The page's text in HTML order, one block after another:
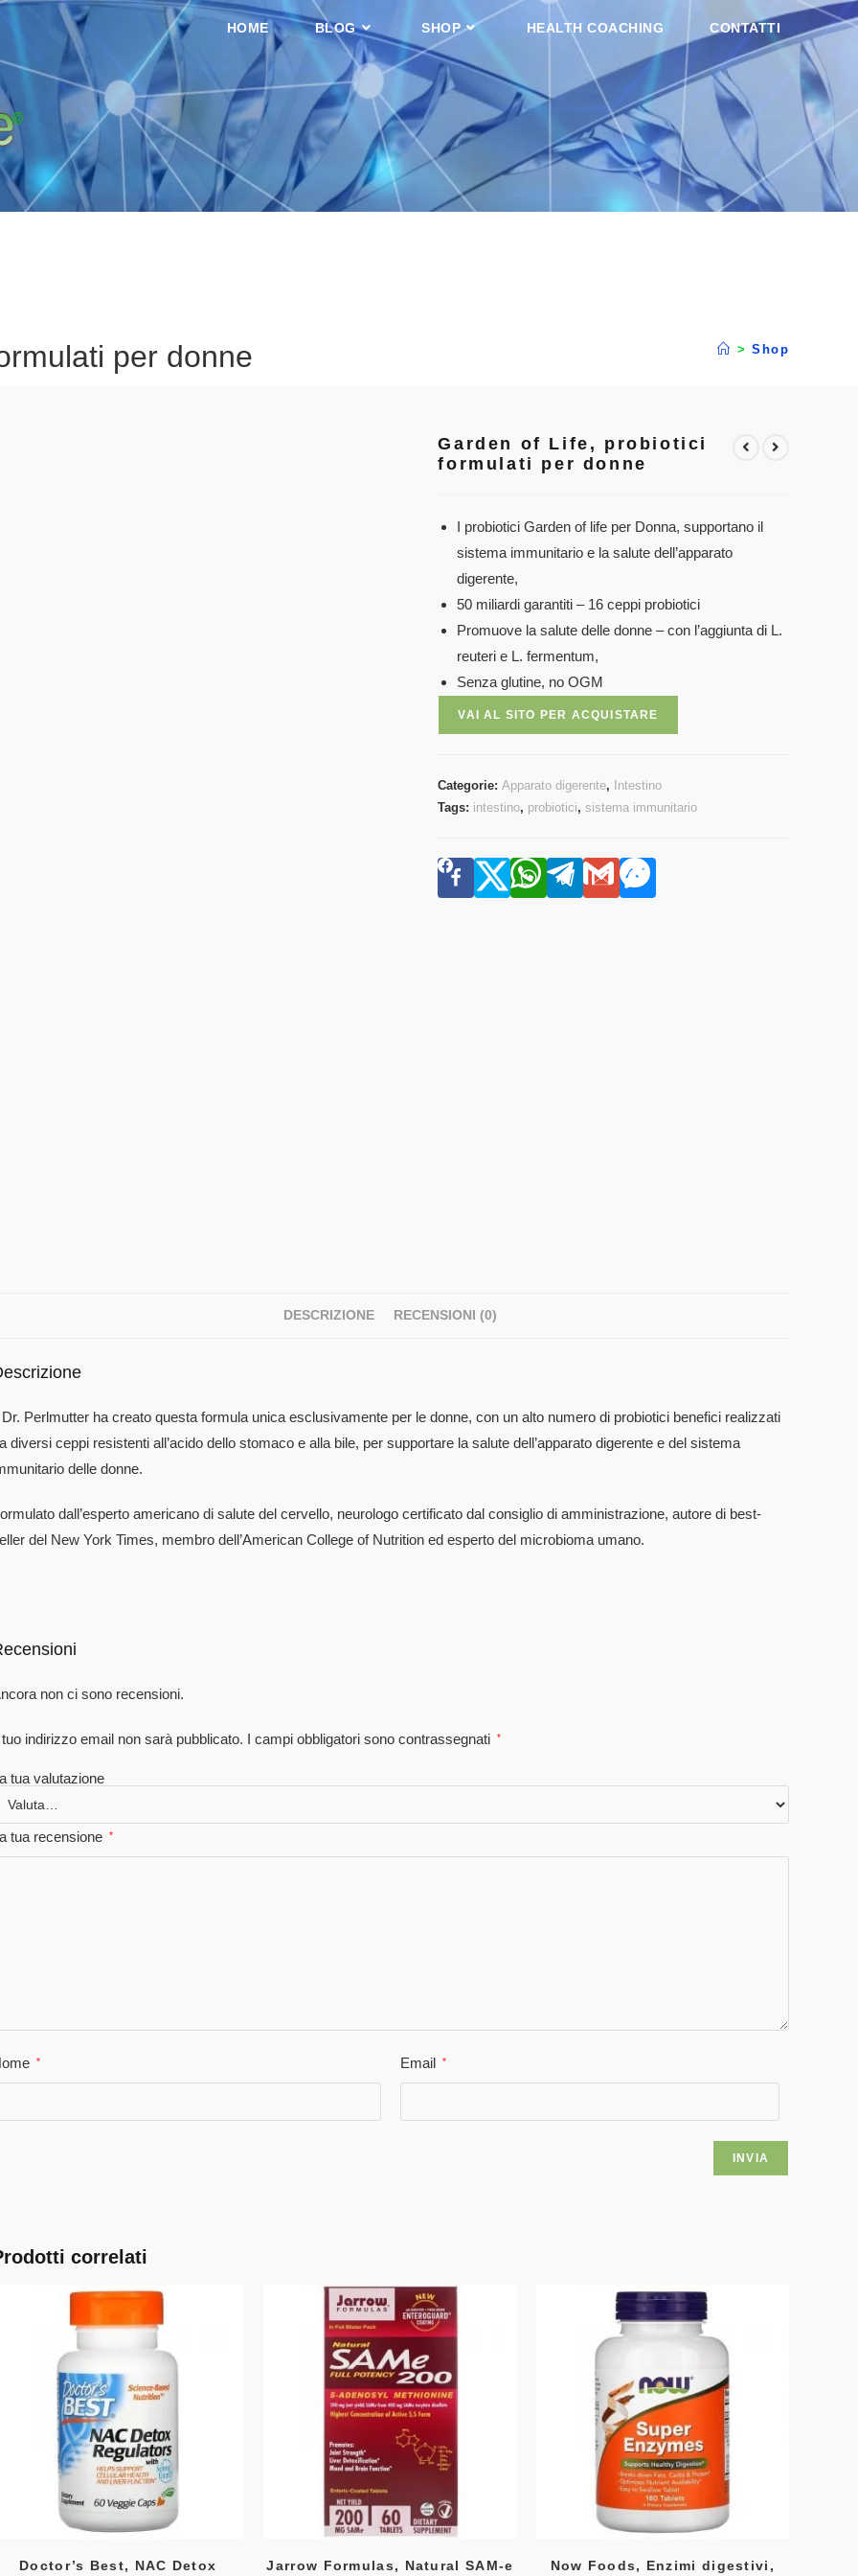
HOME BLOG SHOP HEALTH COACHING CONTATTI
per donne > Shop
Garden of Life, probiotici
formulati per donne
I probiotici Garden of life per Donna, supportano il
sistema immunitario e la salute dell’apparato
digerente,
50 miliardi garantiti – 16 ceppi probiotici
Promuove la salute delle donne – con l’aggiunta di L.
reuteri e L. fermentum,
Senza glutine, no OGM
VAI AL SITO PER ACQUISTARE
Categorie:Apparato digerente,
Intestino
Tags: intestino, probiotici,sistema immunitario
DESCRIZIONE RECENSIONI (0)
Dr. Perlmutter ha creato questa formula unica esclusivamente per le donne, con un alto numero di probiotici benefici realizzati
diversi ceppi resistenti all’acido dello stomaco e alla bile, per supportare la salute dell’apparato digerente e del sistema
delle donne.
dall’esperto americano di salute del cervello, neurologo certificato dal consiglio di amministrazione, autore di best-
del New York Times, membro dell’American College of Nutrition ed esperto del microbioma umano.
non ci sono recensioni.
tuo indirizzo email non sarà pubblicato. I campi obbligatori sono contrassegnati *
tua valutazione
tua recensione *
* Email *
correlati
Doctor’s Best, NAC Detox
Jarrow Formulas, Natural SAM-e
Now Foods, Enzimi digestivi,